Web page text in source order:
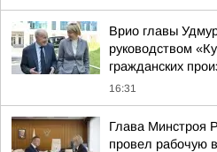
Врио главы
руководством
гражданских
16:31
Глава Минстроя
провел рабочую